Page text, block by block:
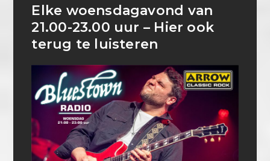
Elke woensdagavond van
21.00-23.00 uur – Hier ook
terug te luisteren